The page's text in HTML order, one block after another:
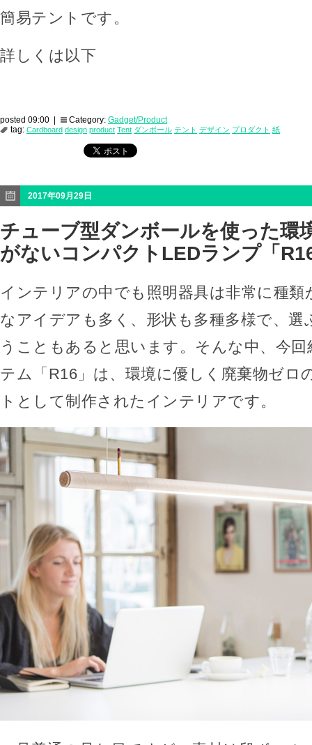
簡易テントです。
詳しくは以下
posted 09:00 | Category: Gadget/Product
tag: Cardboard design product Tent ダンボール テント デザイン プロダクト 紙
2017年09月29日
チューブ型ダンボールを使った環
がないコンパクトLEDランプ「
インテリアの中でも照明器具は非常に種類
なアイデアも多く、形状も多種多様で、選
うこともあると思います。そんな中、今
テム「R16」は、環境に優しく廃棄物ゼロ
トとして制作されたインテリアです。